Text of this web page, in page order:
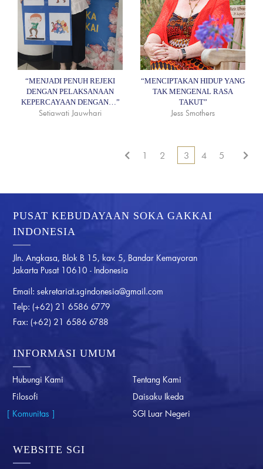
“MENJADI PENUH REJEKI
DENGAN PELAKSANAAN
KEPERCAYAAN DENGAN…”
Setiawati Jauwhari
“MENCIPTAKAN HIDUP YANG
TAK MENGENAL RASA
TAKUT”
Jess Smothers
1 2 3 4 5
PUSAT KEBUDAYAAN SOKA GAKKAI
INDONESIA
Jln. Angkasa, Blok B 15, kav. 5, Bandar Kemayoran
Jakarta Pusat 10610 - Indonesia
Email: sekretariat.sgindonesia@gmail.com
Telp: (+62) 21 6586 6779
Fax: (+62) 21 6586 6788
INFORMASI UMUM
Hubungi Kami
Tentang Kami
Filosofi
Daisaku Ikeda
Komunitas
SGI Luar Negeri
WEBSITE SGI